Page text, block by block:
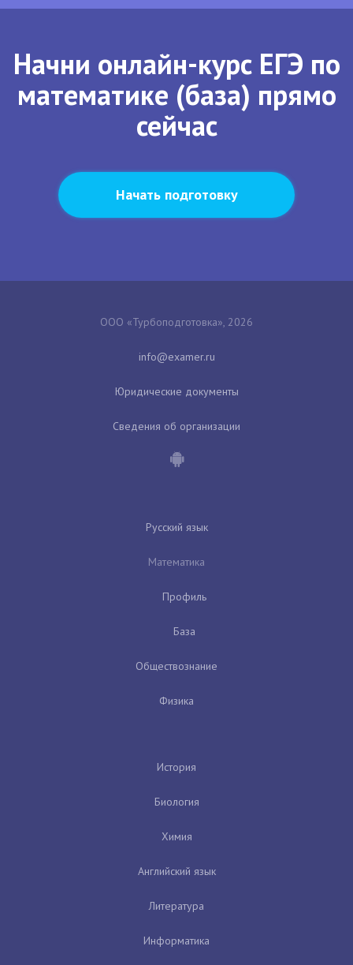
Начни онлайн-курс ЕГЭ по
математике (база) прямо
сейчас
Начать подготовку
ООО «Турбоподготовка», 2026
Юридические документы
Сведения об организации
Русский язык
Математика
Профиль
База
Обществознание
Физика
История
Биология
Химия
Английский язык
Литература
Информатика